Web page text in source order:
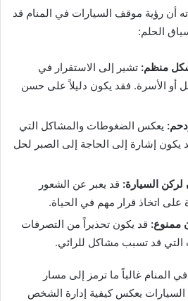
أن رؤية موقف السيارات في المنام قد
الحلم:
منظم: تشير إلى الاستقرار في
أو الأسرة. فقد يكون دليلاً على حسن
يعكس الضغوطات والمشاكل التي
يكون إشارة إلى الحاجة إلى الصبر لحل
السيارة: قد يعبر عن الشعور
على اتخاذ قرار مهم في الحياة.
ممنوع: قد يكون تحذيراً من التصرفات
التي قد تسبب مشاكل للرائي.
المنام غالباً ما ترمز إلى مسار
السيارات يعكس كيفية إدارة الشخص